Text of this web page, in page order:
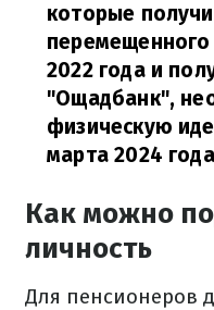
которые
2022 года и
"Ощадбанк",
физическую
марта 2024
Как можно
личность
Для пенсионеров